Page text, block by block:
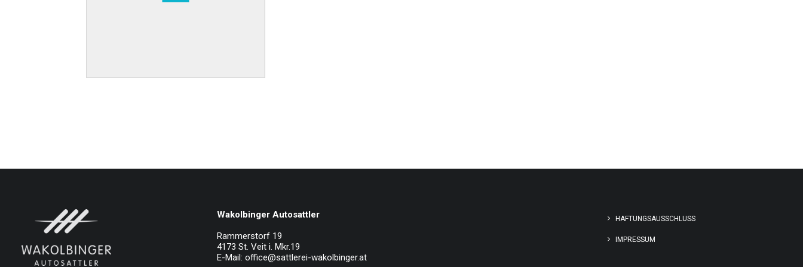
Wakolbinger Autosattler
Rammerstorf 19
4173 St. Veit i. Mkr.19
E-Mail: office@sattlerei-wakolbinger.at
HAFTUNGSAUSSCHLUSS
IMPRESSUM